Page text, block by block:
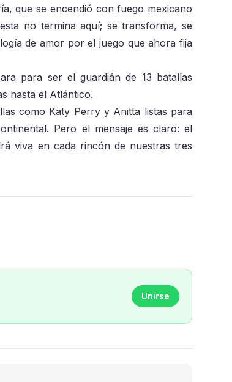
que se encendió con fuego mexicano
no termina aquí; se transforma, se
de amor por el juego que ahora fija
para ser el guardián de 13 batallas
hasta el Atlántico.
como Katy Perry y Anitta listas para
Pero el mensaje es claro: el
viva en cada rincón de nuestras tres
Unirse